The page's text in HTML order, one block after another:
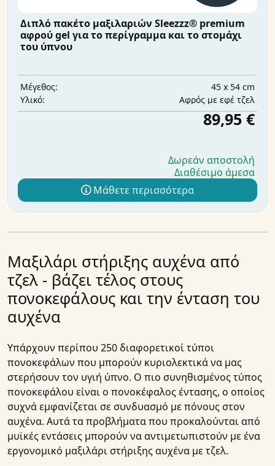
Διπλό πακέτο μαξιλαριών Sleezzz® premium
αφρού gel για το περίγραμμα και το στομάχι
του ύπνου
Μέγεθος:
45 x 54 cm
Υλικό:
Αφρός με εφέ τζελ
89,95 €
Δωρεάν αποστολή
Διαθέσιμο άμεσα
Μάθετε περισσότερα
Μαξιλάρι στήριξης αυχένα από
τζελ - βάζει τέλος στους
πονοκεφάλους και την ένταση του
αυχένα
Υπάρχουν περίπου 250 διαφορετικοί τύποι
πονοκεφάλων που μπορούν κυριολεκτικά να μας
στερήσουν τον υγιή ύπνο. Ο πιο συνηθισμένος τύπος
πονοκεφάλου είναι ο πονοκέφαλος έντασης, ο οποίος
συχνά εμφανίζεται σε συνδυασμό με πόνους στον
αυχένα. Αυτά τα προβλήματα που προκαλούνται από
μυϊκές εντάσεις μπορούν να αντιμετωπιστούν με ένα
εργονομικό μαξιλάρι στήριξης αυχένα με τζελ.